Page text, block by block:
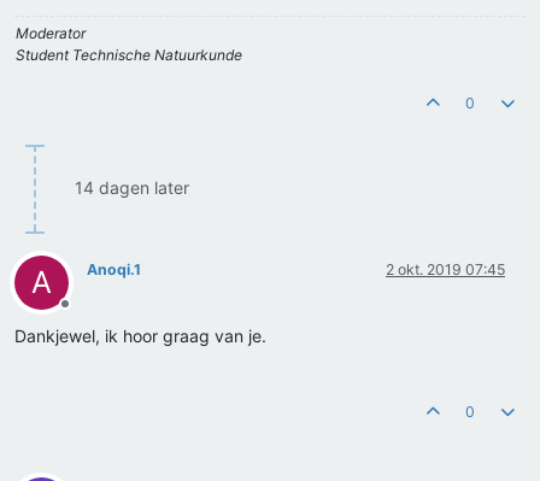
Moderator
Student Technische Natuurkunde
0
14 dagen later
A
Offline
Anoqi.1 2 okt. 2019 07:45
Dankjewel, ik hoor graag van je.
0